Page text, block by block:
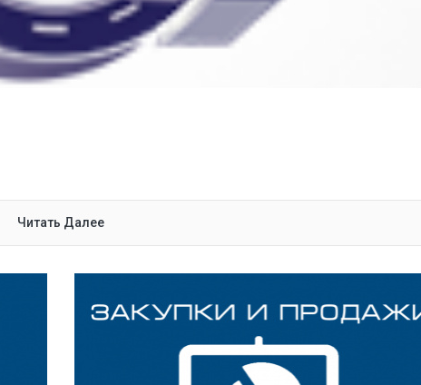
Читать Далее